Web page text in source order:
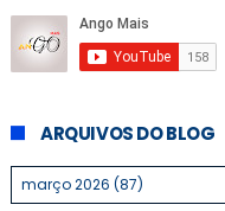
ARQUIVOS DO BLOG